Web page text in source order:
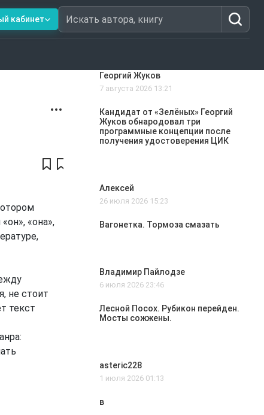
кабинет Искать автора, книгу
«она»,
не стоит
текст
Георгий Жуков
7 августа 2026 13:21
Кандидат от «Зелёных» Георгий
Жуков обнародовал три
программные концепции после
получения удостоверения ЦИК
Алексей
26 июля 2026 15:23
Вагонетка. Тормоза смазать
Владимир Пайлодзе
6 июля 2026 23:46
Лесной Посох. Рубикон перейден.
Мосты сожжены.
asteric228
1 июля 2026 01:13
в